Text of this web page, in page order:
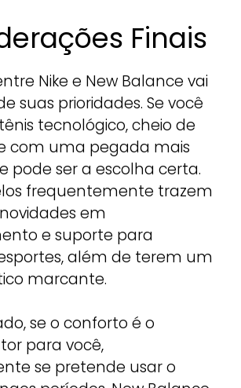
Finais
Nike e New Balance vai
suas prioridades. Se você
tecnológico, cheio de
com uma pegada mais
pode ser a escolha certa.
frequentemente trazem
em
e suporte para
além de terem um
marcante.
se o conforto é o
para você,
se pretende usar o